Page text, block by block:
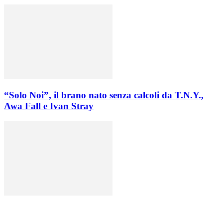
“Solo Noi”, il brano nato senza calcoli da T.N.Y.,
Awa Fall e Ivan Stray